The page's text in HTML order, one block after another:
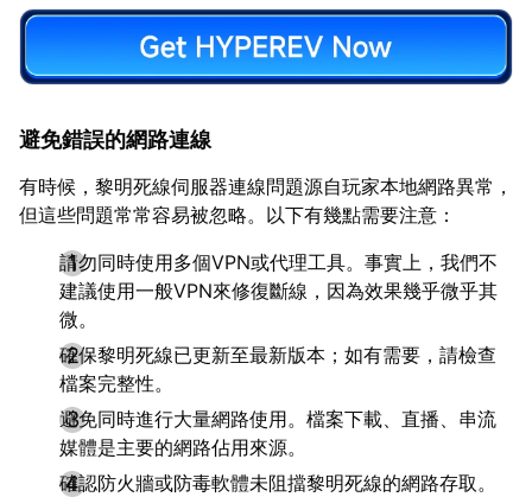
避免錯誤的網路連線
有時候，黎明死線伺服器連線問題源自玩家本地網路異常，
但這些問題常常容易被忽略。以下有幾點需要注意：
請勿同時使用多個VPN或代理工具。事實上，我們不
建議使用一般VPN來修復斷線，因為效果幾乎微乎其
微。
確保黎明死線已更新至最新版本；如有需要，請檢查
檔案完整性。
避免同時進行大量網路使用。檔案下載、直播、串流
媒體是主要的網路佔用來源。
確認防火牆或防毒軟體未阻擋黎明死線的網路存取。